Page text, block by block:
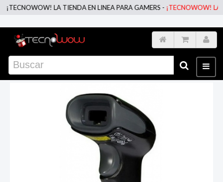
LA TIENDA EN LINEA PARA GAMERS -¡TECNOWOW! LA